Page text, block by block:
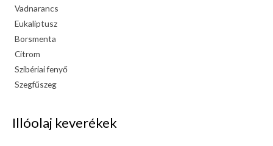
Vadnarancs
Eukaliptusz
Borsmenta
Citrom
Szibériai fenyő
Szegfűszeg
Illóolaj keverékek